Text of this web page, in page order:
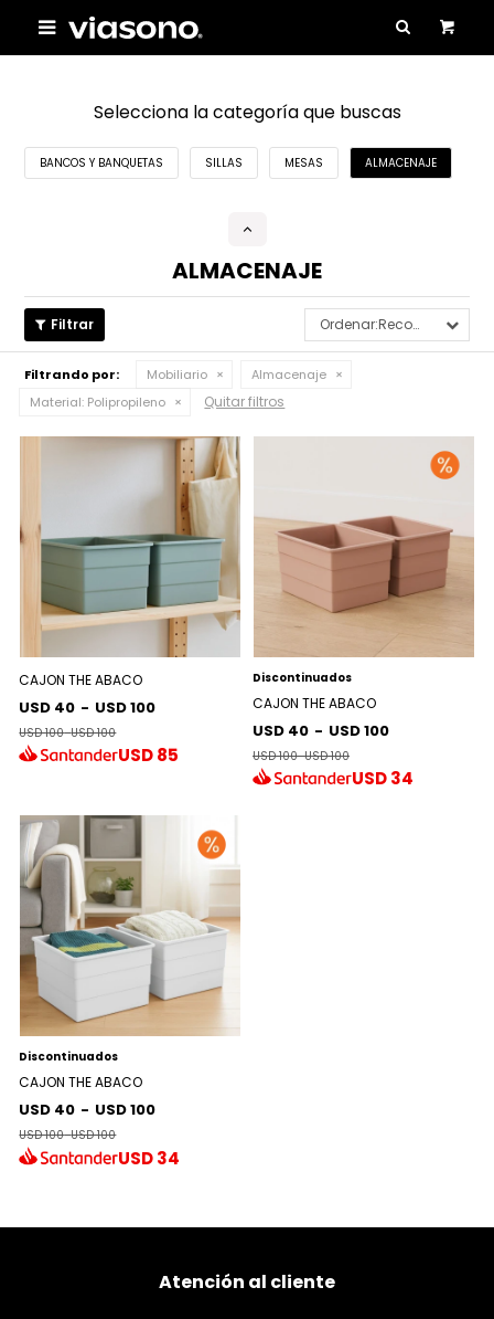

Selecciona la categoría que buscas
BANCOS Y BANQUETAS SILLAS MESAS ALMACENAJE
ALMACENAJE
Recomendados
Filtrando por: Mobiliario
Almacenaje
Material: Polipropileno Quitar filtros
CAJON THE ABACO
USD 40 - USD 100
USD 100-USD 100
USD85
Discontinuados
CAJON THE ABACO
USD 40 - USD 100
USD 100-USD 100
USD34
Discontinuados
CAJON THE ABACO
USD 40 - USD 100
USD 100-USD 100
USD34
Atención al cliente